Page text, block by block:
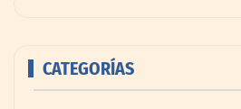
CATEGORÍAS